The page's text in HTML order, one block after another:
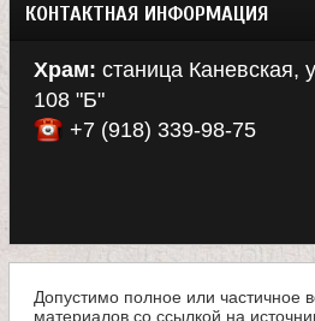
КОНТАКТНАЯ ИНФОРМАЦИЯ
Храм: станица Каневская,
108 "Б"
+7 (918) 339-98-75
Допустимо полное или частичное
материалов со ссылкой на